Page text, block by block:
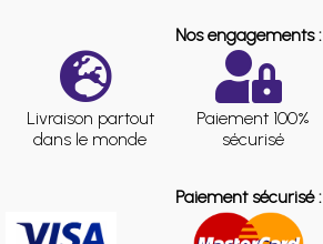
Nos engagements :
Livraison partout
dans le monde
Paiement 100%
sécurisé
Paiement sécurisé :